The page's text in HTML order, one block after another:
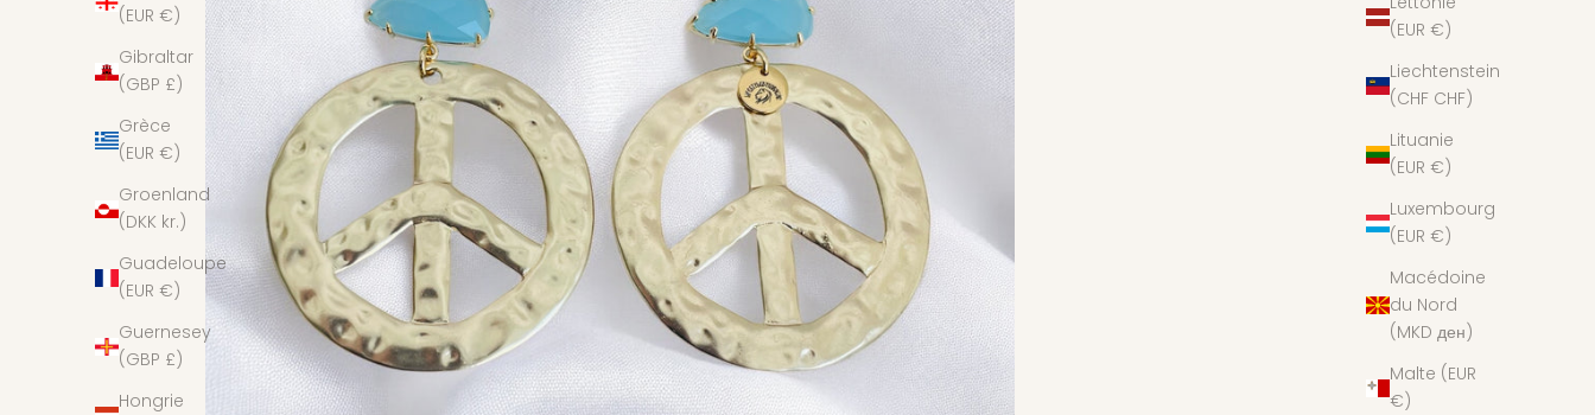
(EUR €)
Liechtenstein
(CHF CHF)
Lituanie
(EUR €)
Luxembourg
(EUR €)
Macédoine
du Nord
(MKD ден)
Malte (EUR
€)
(EUR €)
Gibraltar
(GBP £)
Grèce
(EUR €)
Groenland
(DKK kr.)
Guadeloupe
(EUR €)
Guernesey
(GBP £)
Hongrie